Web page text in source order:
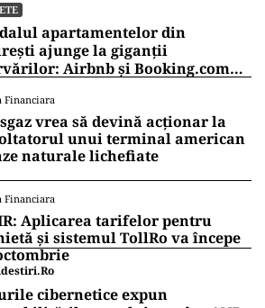
apartamentelor din
ajunge la giganții
Airbnb și Booking.com
Financiara
vrea să devină acționar la
unui terminal american
naturale lichefiate
Financiara
Aplicarea tarifelor pentru
și sistemul TollRo va începe
cibernetice expun